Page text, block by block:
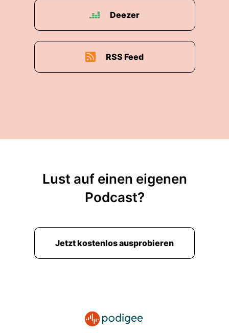
Deezer
RSS Feed
Lust auf einen eigenen
Podcast?
Jetzt kostenlos ausprobieren